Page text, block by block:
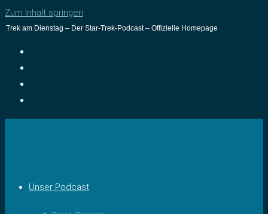
Zum Inhalt springen
Trek am Dienstag – Der Star-Trek-Podcast – Offizielle Homepage
Unser Podcast